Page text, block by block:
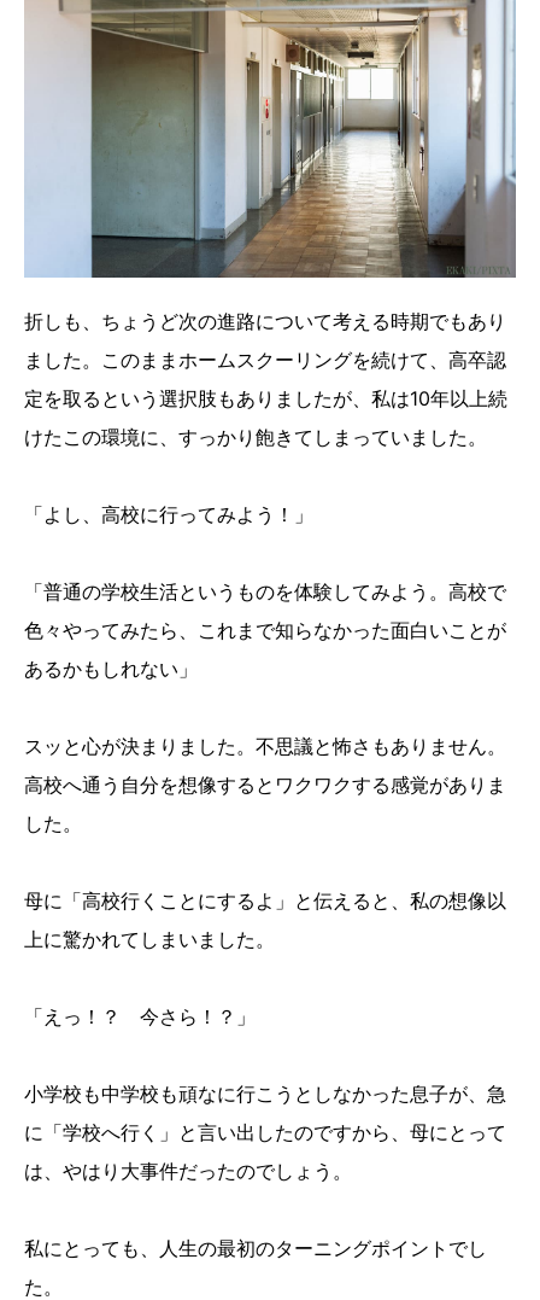
折しも、ちょうど次の進路について考える時期でもあり
ました。このままホームスクーリングを続けて、高卒認
定を取るという選択肢もありましたが、私は10年以上続
けたこの環境に、すっかり飽きてしまっていました。
「よし、高校に行ってみよう！」
「普通の学校生活というものを体験してみよう。高校で
色々やってみたら、これまで知らなかった面白いことが
あるかもしれない」
スッと心が決まりました。不思議と怖さもありません。
高校へ通う自分を想像するとワクワクする感覚がありま
した。
母に「高校行くことにするよ」と伝えると、私の想像以
上に驚かれてしまいました。
「えっ！？ 今さら！？」
小学校も中学校も頑なに行こうとしなかった息子が、急
に「学校へ行く」と言い出したのですから、母にとって
は、やはり大事件だったのでしょう。
私にとっても、人生の最初のターニングポイントでし
た。